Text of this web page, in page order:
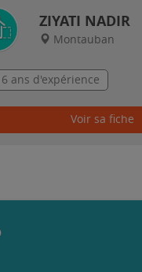
ZIYATI NADIR
Montauban
ans d'expérience
Voir sa fiche